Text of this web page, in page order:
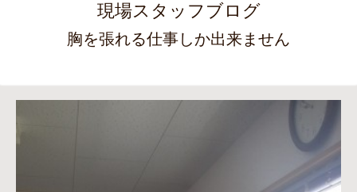
現場スタッフブログ
胸を張れる仕事しか出来ません